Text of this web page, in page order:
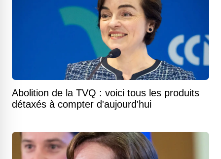
Abolition de la TVQ : voici tous les produits
détaxés à compter d'aujourd'hui